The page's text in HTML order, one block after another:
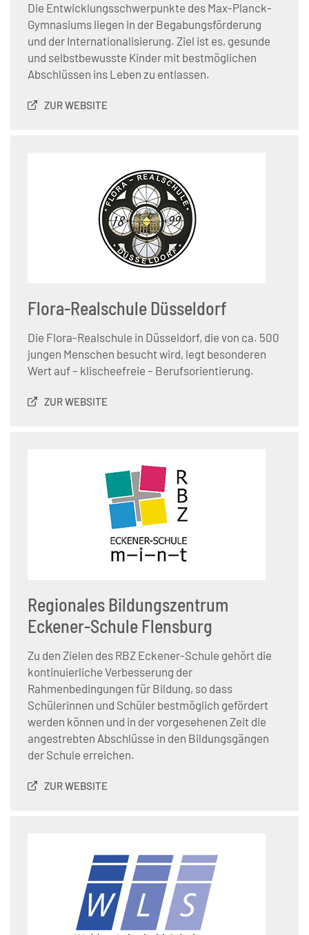
Die Entwicklungsschwerpunkte des Max-Planck-
Gymnasiums liegen in der Begabungsförderung
und der Internationalisierung. Ziel ist es, gesunde
und selbstbewusste Kinder mit bestmöglichen
Abschlüssen ins Leben zu entlassen.
ZUR WEBSITE
Flora-Realschule Düsseldorf
Die Flora-Realschule in Düsseldorf, die von ca. 500
jungen Menschen besucht wird, legt besonderen
Wert auf – klischeefreie – Berufsorientierung.
ZUR WEBSITE
Regionales Bildungszentrum
Eckener-Schule Flensburg
Zu den Zielen des RBZ Eckener-Schule gehört die
kontinuierliche Verbesserung der
Rahmenbedingungen für Bildung, so dass
Schülerinnen und Schüler bestmöglich gefördert
werden können und in der vorgesehenen Zeit die
angestrebten Abschlüsse in den Bildungsgängen
der Schule erreichen.
ZUR WEBSITE